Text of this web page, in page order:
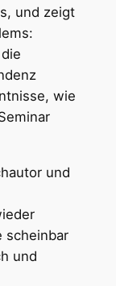
und zeigt
wie
und
scheinbar
und